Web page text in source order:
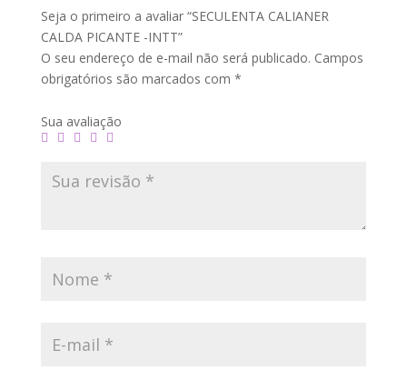
Seja o primeiro a avaliar “SECULENTA CALIANER
CALDA PICANTE -INTT”
O seu endereço de e-mail não será publicado. Campos
obrigatórios são marcados com *
Sua avaliação